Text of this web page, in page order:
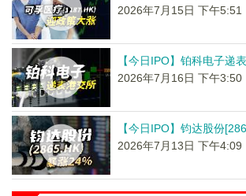
2026年7月15日 下午5:51
【今日IPO】铂科电子递
2026年7月16日 下午3:50
【今日IPO】钧达股份
2026年7月13日 下午4:09